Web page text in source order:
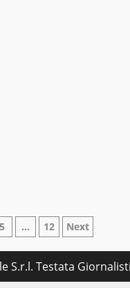
5 … 12 Next
Testata